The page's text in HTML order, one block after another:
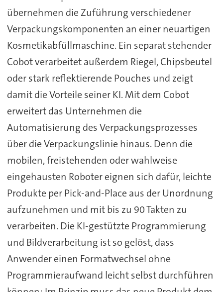
übernehmen die Zuführung verschiedener
Verpackungskomponenten an einer neuartigen
Kosmetikabfüllmaschine. Ein separat stehender
Cobot verarbeitet außerdem Riegel, Chipsbeutel
oder stark reflektierende Pouches und zeigt
damit die Vorteile seiner KI. Mit dem Cobot
erweitert das Unternehmen die
Automatisierung des Verpackungsprozesses
über die Verpackungslinie hinaus. Denn die
mobilen, freistehenden oder wahlweise
eingehausten Roboter eignen sich dafür, leichte
Produkte per Pick-and-Place aus der Unordnung
aufzunehmen und mit bis zu 90 Takten zu
verarbeiten. Die KI-gestützte Programmierung
und Bildverarbeitung ist so gelöst, dass
Anwender einen Formatwechsel ohne
Programmieraufwand leicht selbst durchführen